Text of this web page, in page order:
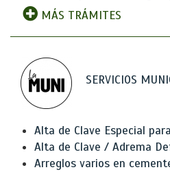
MÁS TRÁMITES
SERVICIOS
Alta de Clave Especial
Alta de Clave / Adrema
Arreglos varios en